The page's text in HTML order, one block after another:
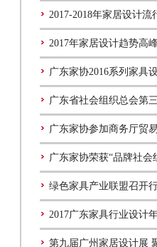
2017-2018年家居设计流
2017年家居设计趋势高
广东家协2016系列家具
广东省社会组织总会第
广东家协参加商务厅贸
广东家协荣获“品牌社会
绿色家具产业联盟召开
2017广东家具行业设计
第九届广州家居设计展